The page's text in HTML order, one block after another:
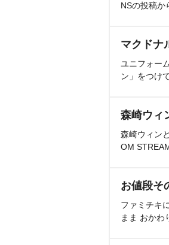
NSの投稿か
マクドナ
ユニフォー
ン」をつけ
森崎ウィ
森崎ウィン
OM
お値段そ
ファミチキ
まま おかわ